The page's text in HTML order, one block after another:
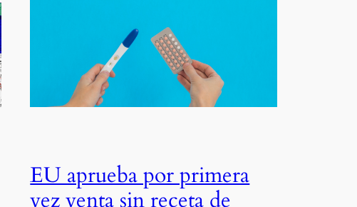
EU aprueba por primera
vez venta sin receta de